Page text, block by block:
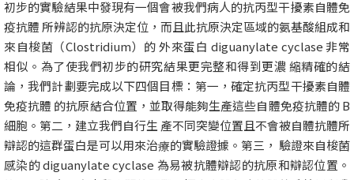
初步的實驗結果中發現有一個會被我們病人的抗丙型干擾素自體免
疫抗體 所辨認的抗原決定位，而且此抗原決定區域的氨基酸組成和
來自梭菌（Clostridium）的 外來蛋白 diguanylate cyclase 非常
相似。為了使我們初步的研究結果更完整和得到更濃 縮精確的結
論，我們計劃要完成以下四個目標：第一，確定抗丙型干擾素自體
免疫抗體 的抗原結合位置，並取得能夠生產這些自體免疫抗體的 B
細胞。第二，建立我們自行生 產不同突變位置且不會被自體抗體所
辯認的這群蛋白是可以用來治療的實驗證據。第三， 驗證來自梭菌
感染的 diguanylate cyclase 為易被抗體辯認的抗原和辯認位置。